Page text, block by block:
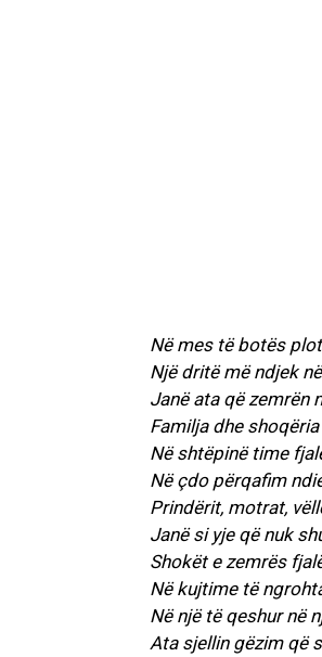
Në mes të botës
Një dritë më ndjek
Janë ata që zemrën
Familja dhe
Në shtëpinë time
Në çdo përqafim
Prindërit, motrat,
Janë si yje që nuk
Shokët e zemrës
Në kujtime të
Në një të qeshur në
Ata sjellin gëzim që